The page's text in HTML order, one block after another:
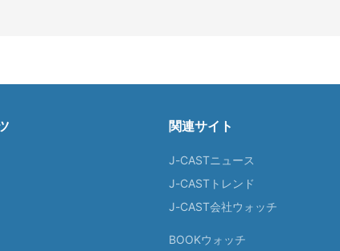
関連サイト
J-CASTニュース
J-CASTトレンド
J-CAST会社ウォッチ
BOOKウォッチ